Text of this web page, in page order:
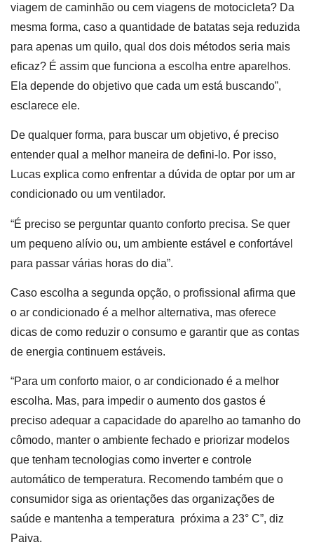
viagem de caminhão ou cem viagens de motocicleta? Da
mesma forma, caso a quantidade de batatas seja reduzida
para apenas um quilo, qual dos dois métodos seria mais
eficaz? É assim que funciona a escolha entre aparelhos.
Ela depende do objetivo que cada um está buscando”,
esclarece ele.
De qualquer forma, para buscar um objetivo, é preciso
entender qual a melhor maneira de defini-lo. Por isso,
Lucas explica como enfrentar a dúvida de optar por um ar
condicionado ou um ventilador.
“É preciso se perguntar quanto conforto precisa. Se quer
um pequeno alívio ou, um ambiente estável e confortável
para passar várias horas do dia”.
Caso escolha a segunda opção, o profissional afirma que
o ar condicionado é a melhor alternativa, mas oferece
dicas de como reduzir o consumo e garantir que as contas
de energia continuem estáveis.
“Para um conforto maior, o ar condicionado é a melhor
escolha. Mas, para impedir o aumento dos gastos é
preciso adequar a capacidade do aparelho ao tamanho do
cômodo, manter o ambiente fechado e priorizar modelos
que tenham tecnologias como inverter e controle
automático de temperatura. Recomendo também que o
consumidor siga as orientações das organizações de
saúde e mantenha a temperatura próxima a 23° C”, diz
Paiva.